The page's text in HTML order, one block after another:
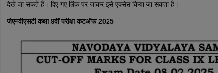
देखे जा सकते हैं। दिए गए लिंक पर जाकर इसे एक्सेस किया जा सकता है।
जेएनवीएसटी कक्षा 9वीं परीक्षा कटऑफ 2025